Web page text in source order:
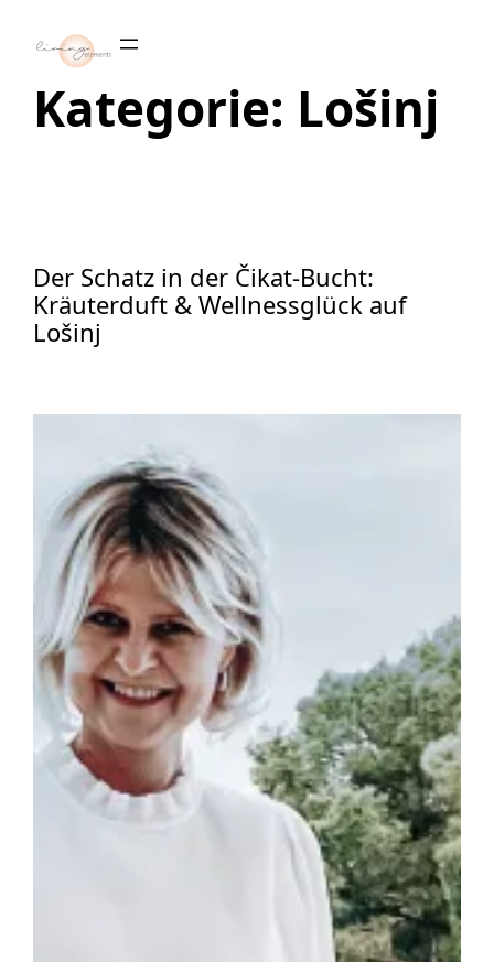
Inhalt
Kategorie: Lošinj
Der Schatz in der Čikat-Bucht:
Kräuterduft & Wellnessglück auf
Lošinj